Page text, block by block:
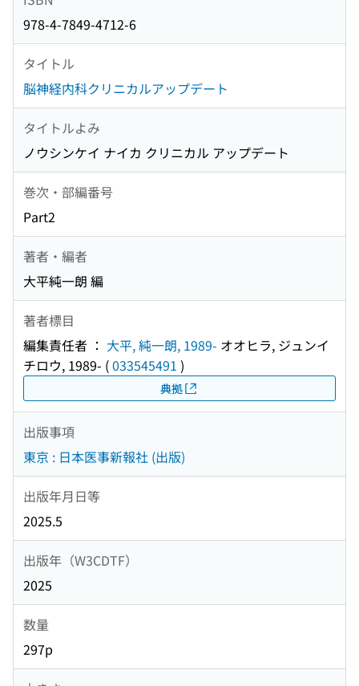
978-4-7849-4712-6
タイトル
脳神経内科クリニカルアップデート
タイトルよみ
ノウシンケイ ナイカ クリニカル アップデート
巻次・部編番号
Part2
著者・編者
大平純一朗 編
著者標目
編集責任者 ： 大平, 純一朗, 1989- オオヒラ, ジュンイ
チロウ, 1989- (033545491 )
典拠
出版事項
東京 : 日本医事新報社 (出版)
出版年月日等
2025.5
出版年（W3CDTF）
2025
数量
297p